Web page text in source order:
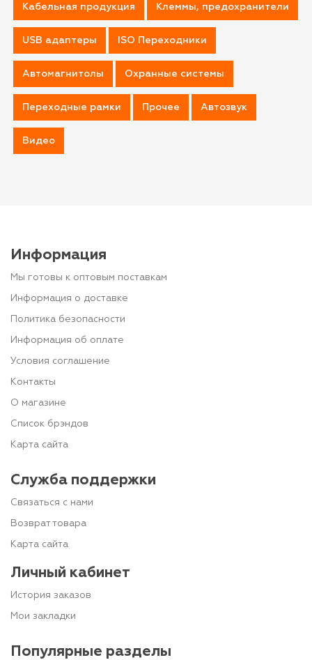
Кабельная продукция Клеммы, предохранители
USB адаптеры ISO Переходники
Автомагнитолы Охранные системы
Переходные рамки Прочее Автозвук
Видео
Информация
Мы готовы к оптовым поставкам
Информация о доставке
Политика безопасности
Информация об оплате
Условия соглашение
Контакты
О магазине
Список брэндов
Карта сайта
Служба поддержки
Связаться с нами
Возврат товара
Карта сайта
Личный кабинет
История заказов
Мои закладки
Популярные разделы